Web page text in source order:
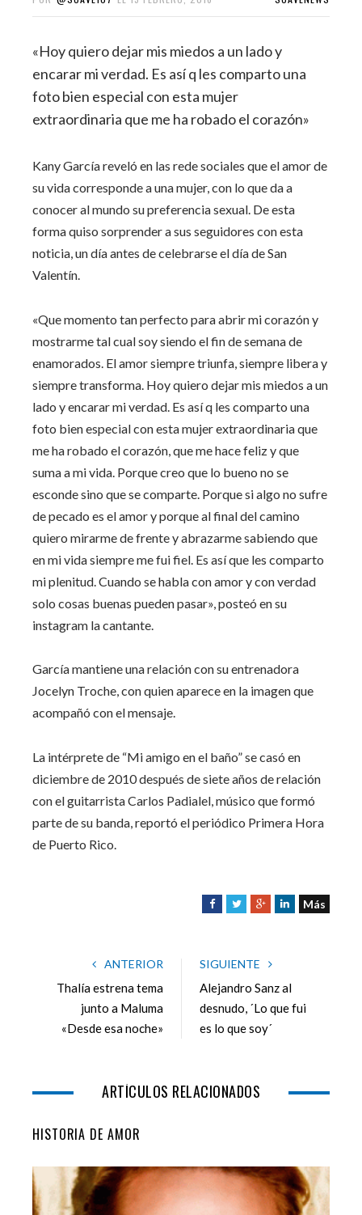
«Hoy quiero dejar mis miedos a un lado y
encarar mi verdad. Es así q les comparto una
foto bien especial con esta mujer
extraordinaria que me ha robado el corazón»
Kany García reveló en las rede sociales que el amor de
su vida corresponde a una mujer, con lo que da a
conocer al mundo su preferencia sexual. De esta
forma quiso sorprender a sus seguidores con esta
noticia, un día antes de celebrarse el día de San
Valentín.
«Que momento tan perfecto para abrir mi corazón y
mostrarme tal cual soy siendo el fin de semana de
enamorados. El amor siempre triunfa, siempre libera y
siempre transforma. Hoy quiero dejar mis miedos a un
lado y encarar mi verdad. Es así q les comparto una
foto bien especial con esta mujer extraordinaria que
me ha robado el corazón, que me hace feliz y que
suma a mi vida. Porque creo que lo bueno no se
esconde sino que se comparte. Porque si algo no sufre
de pecado es el amor y porque al final del camino
quiero mirarme de frente y abrazarme sabiendo que
en mi vida siempre me fui fiel. Es así que les comparto
mi plenitud. Cuando se habla con amor y con verdad
solo cosas buenas pueden pasar», posteó en su
instagram la cantante.
García mantiene una relación con su entrenadora
Jocelyn Troche, con quien aparece en la imagen que
acompañó con el mensaje.
La intérprete de “Mi amigo en el baño” se casó en
diciembre de 2010 después de siete años de relación
con el guitarrista Carlos Padialel, músico que formó
parte de su banda, reportó el periódico Primera Hora
de Puerto Rico.
F
e
o
o
k
T
t
e
r
G
g
e
+
L
d
Más
ANTERIOR
Thalía estrena tema
junto a Maluma
«Desde esa noche»
SIGUIENTE
Alejandro Sanz al
desnudo, ´Lo que fui
es lo que soy´
ARTÍCULOS RELACIONADOS
HISTORIA DE AMOR